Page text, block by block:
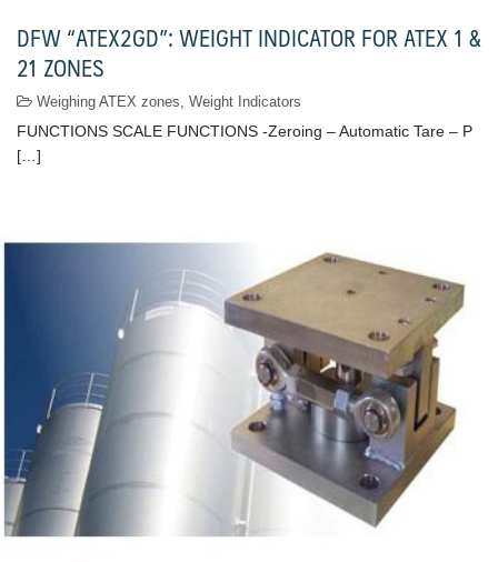
DFW “ATEX2GD”: WEIGHT INDICATOR FOR ATEX 1 &
21 ZONES
Weighing ATEX zones Weight Indicators
FUNCTIONS SCALE FUNCTIONS -Zeroing – Automatic Tare – P
[…]